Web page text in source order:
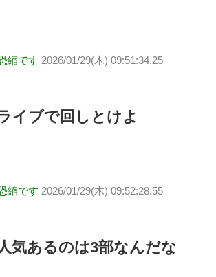
縮です 2026/01/29(木) 09:51:34.25
イブで回しとけよ
縮です 2026/01/29(木) 09:52:28.55
気あるのは3部なんだな